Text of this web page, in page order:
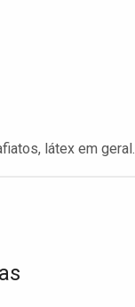
látex em geral.